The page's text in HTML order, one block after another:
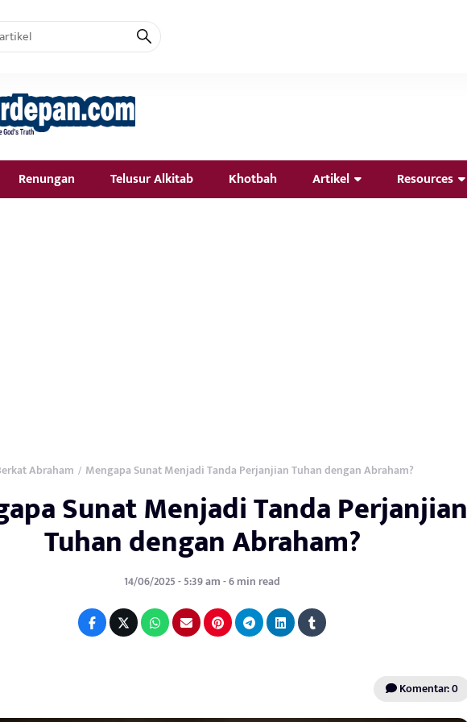
Renungan Telusur Alkitab Khotbah Artikel Resources
Abraham / Mengapa Sunat Menjadi Tanda Perjanjian Tuhan dengan Abraham?
Sunat Menjadi Tanda Perjanjian
Tuhan dengan Abraham?
14/06/2025 - 5:39 am - 6 min read
Komentar: 0